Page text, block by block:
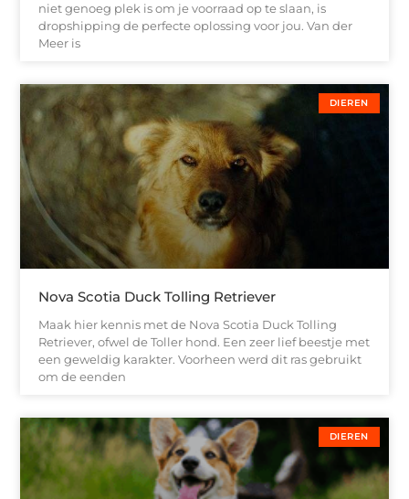
niet genoeg plek is om je voorraad op te slaan, is
dropshipping de perfecte oplossing voor jou. Van der
Meer is
DIEREN
Nova Scotia Duck Tolling Retriever
Maak hier kennis met de Nova Scotia Duck Tolling
Retriever, ofwel de Toller hond. Een zeer lief beestje met
een geweldig karakter. Voorheen werd dit ras gebruikt
om de eenden
DIEREN